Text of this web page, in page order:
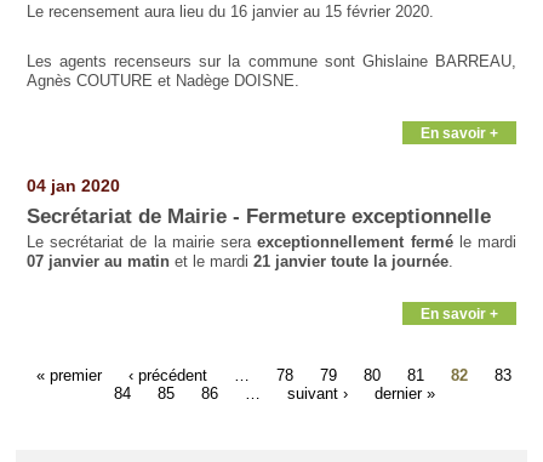
Le recensement aura lieu du 16 janvier au 15 février 2020.
Les agents recenseurs sur la commune sont Ghislaine BARREAU,
Agnès COUTURE et Nadège DOISNE.
En savoir +
04 jan 2020
Secrétariat de Mairie - Fermeture exceptionnelle
Le secrétariat de la mairie seraexceptionnellement ferméle mardi
07 janvier au matinet le mardi 21 janvier toute la journée.
En savoir +
« premier ‹ précédent 78 79 80 81 82
83
84
85 86 suivant › dernier »